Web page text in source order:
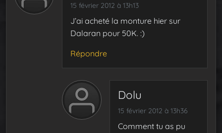
15 février 2012 à 13h13
J’ai acheté la monture hier sur
Dalaran pour 50K. :)
Répondre
Dolu
15 février 2012 à 13h36
Comment tu as pu